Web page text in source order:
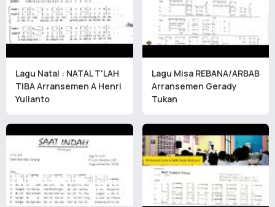
Lagu Natal : NATAL T'LAH
TIBA Arransemen A Henri
Yulianto
Lagu Misa REBANA/ARBAB
Arransemen Gerady
Tukan